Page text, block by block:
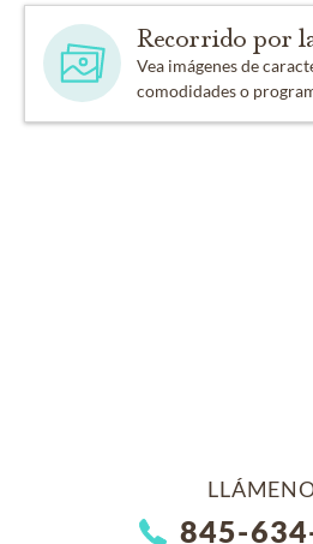
Recorrido por
Vea imágenes de
comodidades o
845-